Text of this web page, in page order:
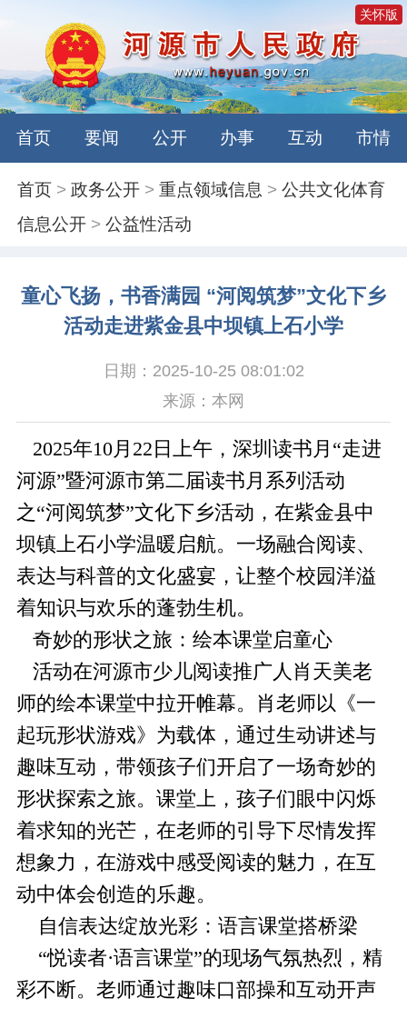
关怀版
首页 要闻 公开 办事 互动 市情
首页 >政务公开 >重点领域信息 >公共文化体育
信息公开 >公益性活动
童心飞扬，书香满园 “河阅筑梦”文化下乡
活动走进紫金县中坝镇上石小学
日期：2025-10-25 08:01:02
来源：本网
2025年10月22日上午，深圳读书月“走进
河源”暨河源市第二届读书月系列活动
之“河阅筑梦”文化下乡活动，在紫金县中
坝镇上石小学温暖启航。一场融合阅读、
表达与科普的文化盛宴，让整个校园洋溢
着知识与欢乐的蓬勃生机。
奇妙的形状之旅：绘本课堂启童心
活动在河源市少儿阅读推广人肖天美老
师的绘本课堂中拉开帷幕。肖老师以《一
起玩形状游戏》为载体，通过生动讲述与
趣味互动，带领孩子们开启了一场奇妙的
形状探索之旅。课堂上，孩子们眼中闪烁
着求知的光芒，在老师的引导下尽情发挥
想象力，在游戏中感受阅读的魅力，在互
动中体会创造的乐趣。
自信表达绽放光彩：语言课堂搭桥梁
“悦读者·语言课堂”的现场气氛热烈，精
彩不断。老师通过趣味口部操和互动开声